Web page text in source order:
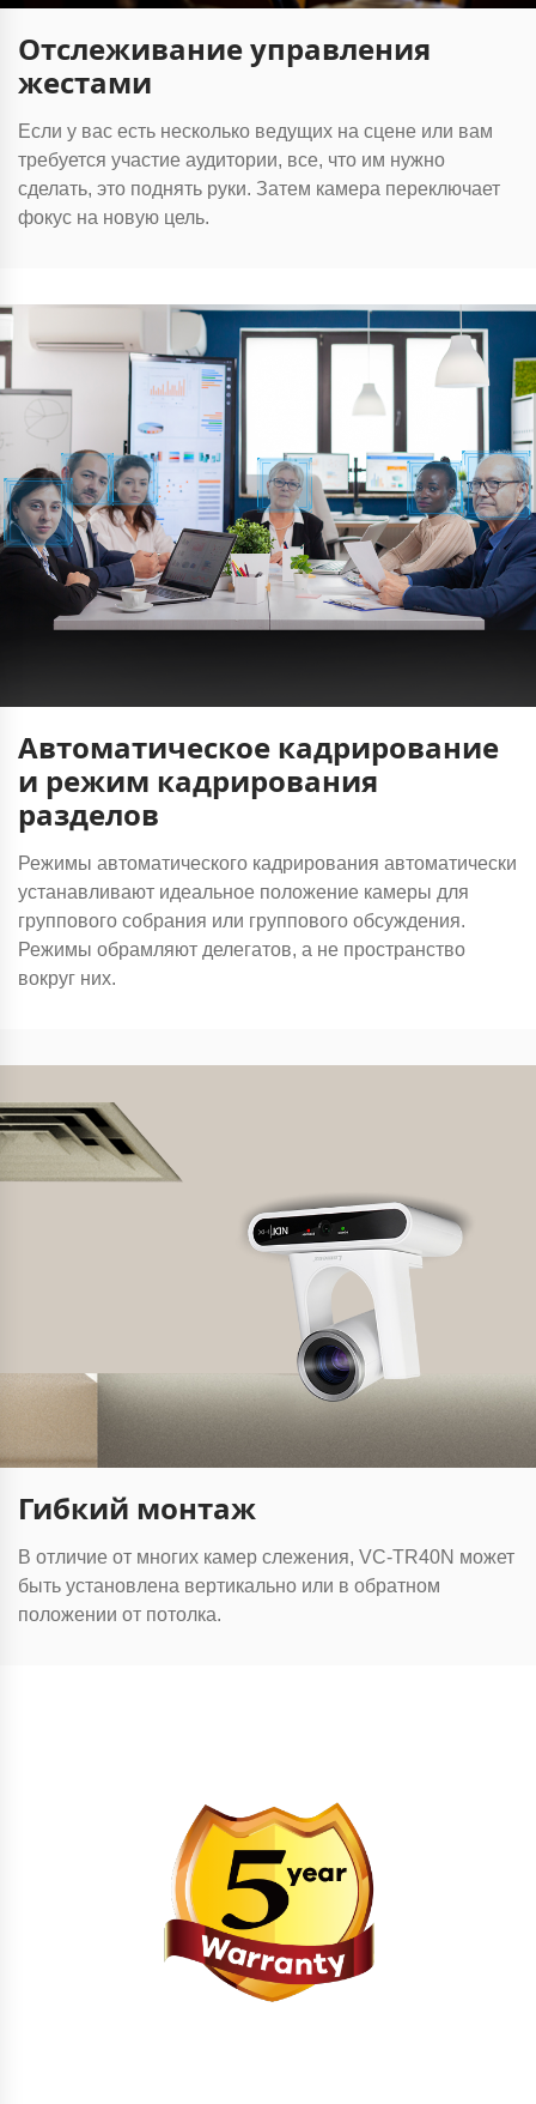
Отслеживание управления
жестами
Если у вас есть несколько ведущих на сцене или вам
требуется участие аудитории, все, что им нужно
сделать, это поднять руки. Затем камера переключает
фокус на новую цель.
Автоматическое кадрирование
и режим кадрирования
разделов
Режимы автоматического кадрирования автоматически
устанавливают идеальное положение камеры для
группового собрания или группового обсуждения.
Режимы обрамляют делегатов, а не пространство
вокруг них.
Гибкий монтаж
В отличие от многих камер слежения, VC-TR40N может
быть установлена вертикально или в обратном
положении от потолка.